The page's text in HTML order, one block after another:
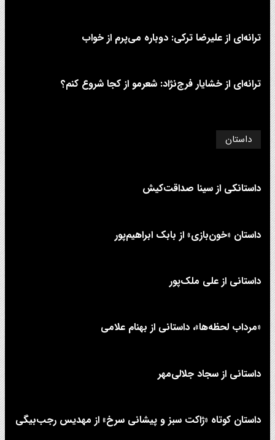
ترانه‌ای از علیرضا ترکی: دوباره می‌پرم از خواب
ترانه‌ای از خشایار فرج‌نژاد: شعرمو از کجا شروع کنم؟
داستان
داستانکی از سینا صداقت‌کیش
داستان «خون‌بازی» از بابک ابراهیم‌پور
داستانی از علی‌ ملک‌پور
«مرداب لحظه‌ها»، داستانی از بهنام علامی
داستانی از سجاد جلالی‌مهر
داستان کوتاه «ژاکت سبز و پیشانی سرخ» از مهدیس رجب‌بیگی